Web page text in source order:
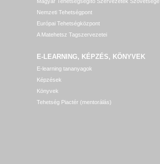
Nemzeti Tehetségpont
Európai Tehetségközpont
A Matehetsz Tagszervezetei
E-LEARNING, KÉPZÉS, KÖNYVEK
E-learning tananyagok
Képzések
Könyvek
Tehetség Piactér (mentorálás)